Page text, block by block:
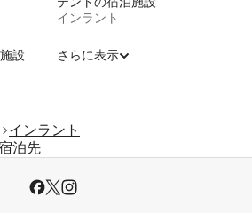
インラント
設
さらに表示
インラント
泊先